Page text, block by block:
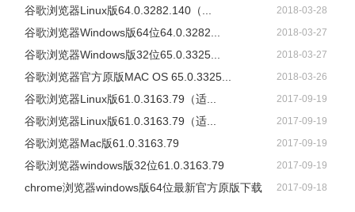
谷歌浏览器Linux版64.0.3282.140（... 2018-03-28
谷歌浏览器Windows版64位64.0.3282... 2018-03-27
谷歌浏览器Windows版32位65.0.3325... 2018-03-27
谷歌浏览器官方原版MAC OS 65.0.3325... 2018-03-26
谷歌浏览器Linux版61.0.3163.79（适... 2017-09-19
谷歌浏览器Linux版61.0.3163.79（适... 2017-09-19
谷歌浏览器Mac版61.0.3163.79 2017-09-19
谷歌浏览器windows版32位61.0.3163.79 2017-09-19
chrome浏览器windows版64位最新官方原版下载 2017-09-18